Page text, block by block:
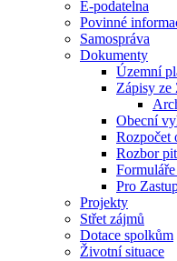
E-podatelna
Povinné
Samospráva
Dokumenty
Územní
Zápisy ze
Obecní
Rozpočet
Rozbor
Pro
Projekty
Střet zájmů
Dotace spolkům
Životní situace